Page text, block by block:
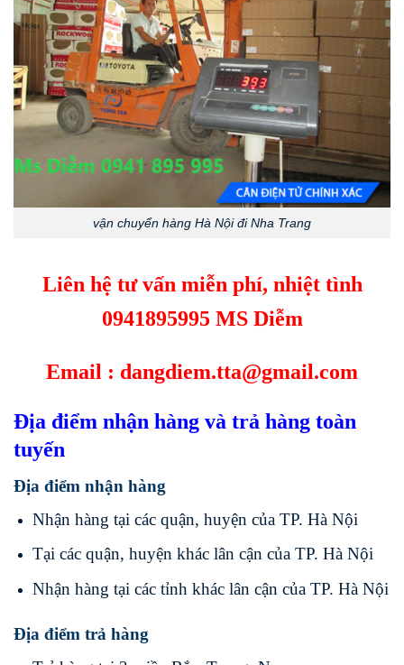
vận chuyển hàng Hà Nội đi Nha Trang
Liên hệ tư vấn miễn phí, nhiệt tình
0941895995 MS Diễm
Email : dangdiem.tta@gmail.com
Địa điểm nhận hàng và trả hàng toàn
tuyến
Địa điểm nhận hàng
Nhận hàng tại các quận, huyện của TP. Hà Nội
Tại các quận, huyện khác lân cận của TP. Hà Nội
Nhận hàng tại các tỉnh khác lân cận của TP. Hà Nội
Địa điểm trả hàng